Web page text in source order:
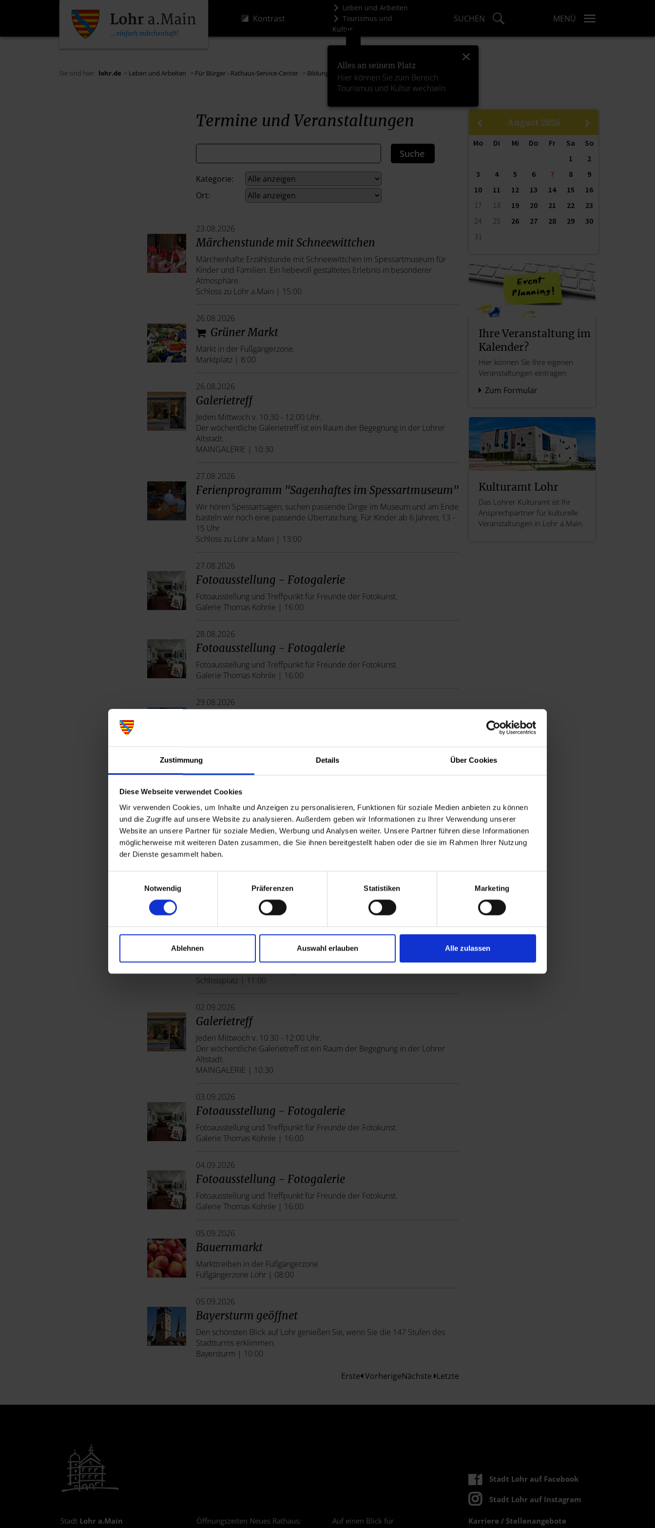
Zustimmung Details Über Cookies
Diese Webseite verwendet Cookies
Wir verwenden Cookies, um Inhalte und Anzeigen zu personalisieren, Funktionen für soziale Medien anbieten zu können
und die Zugriffe auf unsere Website zu analysieren. Außerdem geben wir Informationen zu Ihrer Verwendung unserer
Website an unsere Partner für soziale Medien, Werbung und Analysen weiter. Unsere Partner führen diese Informationen
möglicherweise mit weiteren Daten zusammen, die Sie ihnen bereitgestellt haben oder die sie im Rahmen Ihrer Nutzung
der Dienste gesammelt haben.
Notwendig
Präferenzen Statistiken Marketing
Ablehnen Auswahl erlauben Alle zulassen
Kontrast
Leben und Arbeiten
Tourismus und
Kultur
Alles an seinem Platz
Hier können Sie zum Bereich
Tourismus und Kultur wechseln
x
SUCHEN MENÜ
Sie sind hier: lohr.de > Leben und Arbeiten > Für Bürger - Rathaus-Service-Center > Bildung und Freizeit Veranstaltungskalender
Termine und Veranstaltungen
Kategorie:
Ort:
23.08.2026
Märchenstunde mit Schneewittchen
Märchenhafte Erzählstunde mit Schneewittchen im Spessartmuseum für
Kinder und Familien. Ein liebevoll gestaltetes Erlebnis in besonderer
Atmosphäre.
Schloss zu Lohr a.Main | 15:00
26.08.2026
Grüner Markt
Markt in der Fußgängerzone.
Marktplatz | 8:00
26.08.2026
Galerietreff
Jeden Mittwoch v. 10:30 - 12:00 Uhr.
Der wöchentliche Galerietreff ist ein Raum der Begegnung in der Lohrer
Altstadt.
MAINGALERIE | 10:30
27.08.2026
Ferienprogramm "Sagenhaftes im Spessartmuseum"
Wir hören Spessartsagen, suchen passende Dinge im Museum und am Ende
basteln wir noch eine passende Überraschung. Für Kinder ab 6 Jahren; 13 -
15 Uhr
Schloss zu Lohr a.Main | 13:00
27.08.2026
Fotoausstellung - Fotogalerie
Fotoausstellung und Treffpunkt für Freunde der Fotokunst.
Galerie Thomas Kohnle | 16:00
28.08.2026
Fotoausstellung - Fotogalerie
Fotoausstellung und Treffpunkt für Freunde der Fotokunst.
Galerie Thomas Kohnle | 16:00
29.08.2026
Fotoausstellung - Fotogalerie
Fotoausstellung und Treffpunkt für Freunde der Fotokunst.
Galerie Thomas Kohnle | 10:30
30.08.2026
Stadtturms erklimmen.
Bayersturm | 10:00
30.08.2026
Die Wirtin vom Hölzernen Gaul
Offene Kostümführung von und mit Helga Harth.
Schlossplatz | 11:00
02.09.2026
Galerietreff
Jeden Mittwoch v. 10:30 - 12:00 Uhr.
Der wöchentliche Galerietreff ist ein Raum der Begegnung in der Lohrer
Altstadt.
MAINGALERIE | 10:30
03.09.2026
Fotoausstellung - Fotogalerie
Fotoausstellung und Treffpunkt für Freunde der Fotokunst.
Galerie Thomas Kohnle | 16:00
04.09.2026
Fotoausstellung - Fotogalerie
Fotoausstellung und Treffpunkt für Freunde der Fotokunst.
Galerie Thomas Kohnle | 16:00
05.09.2026
Bauernmarkt
Markttreiben in der Fußgängerzone
Fußgängerzone Lohr | 08:00
05.09.2026
Bayersturm geöffnet
Den schönsten Blick auf Lohr genießen Sie, wenn Sie die 147 Stufen des
Stadtturms erklimmen.
Bayersturm | 10:00
Erste VorherigeNächste Letzte
August 2026
Mo Di Mi Do Fr Sa
So
1
2
3
4 5 6 7 8
9
10
11 12 13 14 15
16
17
18 19 20 21 22
23
24
25 26 27 28 29
30
31
Ihre Veranstaltung im
Kalender?
Hier können Sie Ihre eigenen
Veranstaltungen eintragen:
Zum Formular
Kulturamt Lohr
Das Lohrer Kulturamt ist Ihr
Ansprechpartner für kulturelle
Veranstaltungen in Lohr a.Main.
Stadt Lohr auf Facebook
Stadt Lohr auf Instagram
Stadt Lohr a.Main Öffnungszeiten Neues Rathaus: Auf einen Blick für Karriere / Stellenangebote